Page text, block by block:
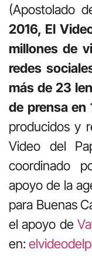
(Apostolado
2016, El
millones de
redes
más de 23
de prensa en
producidos y
Video del
coordinado
apoyo de la
para Buenas
el apoyo de
en: